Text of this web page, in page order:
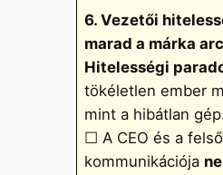
6. Vezetői
marad a márka
Hitelességi
tökéletlen ember
mint a hibátlan
☐ A CEO és a
kommunikációja